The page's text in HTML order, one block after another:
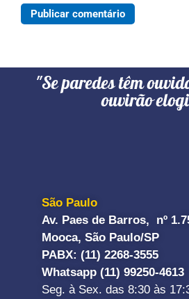
"Se paredes têm
ouvirão
São Paulo
Av. Paes de Barros, nº
Mooca, São Paulo/SP
PABX: (11) 2268-3555
Whatsapp (11) 99250-4613
Seg. à Sex. das 8:30 às